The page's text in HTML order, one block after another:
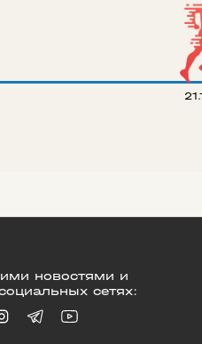
новостями и
сетях: